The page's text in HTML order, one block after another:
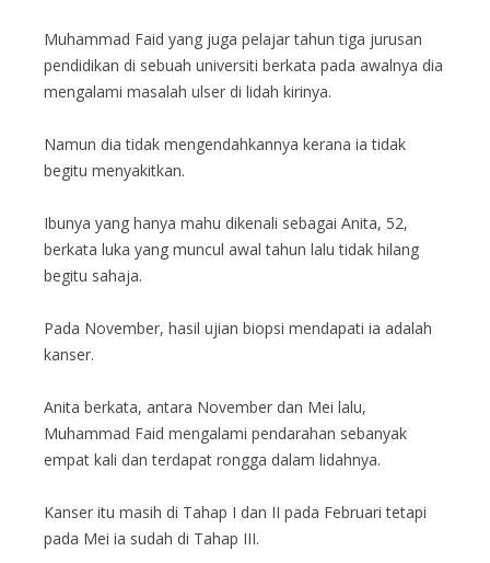
Muhammad Faid yang juga pelajar tahun tiga jurusan
pendidikan di sebuah universiti berkata pada awalnya dia
mengalami masalah ulser di lidah kirinya.
Namun dia tidak mengendahkannya kerana ia tidak
begitu menyakitkan.
Ibunya yang hanya mahu dikenali sebagai Anita, 52,
berkata luka yang muncul awal tahun lalu tidak hilang
begitu sahaja.
Pada November, hasil ujian biopsi mendapati ia adalah
kanser.
Anita berkata, antara November dan Mei lalu,
Muhammad Faid mengalami pendarahan sebanyak
empat kali dan terdapat rongga dalam lidahnya.
Kanser itu masih di Tahap I dan II pada Februari tetapi
pada Mei ia sudah di Tahap III.